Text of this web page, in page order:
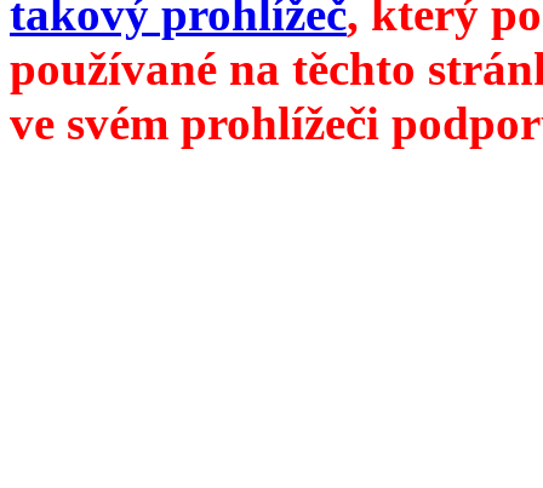
takový prohlížeč, který
používané na těchto
ve svém prohlížeči